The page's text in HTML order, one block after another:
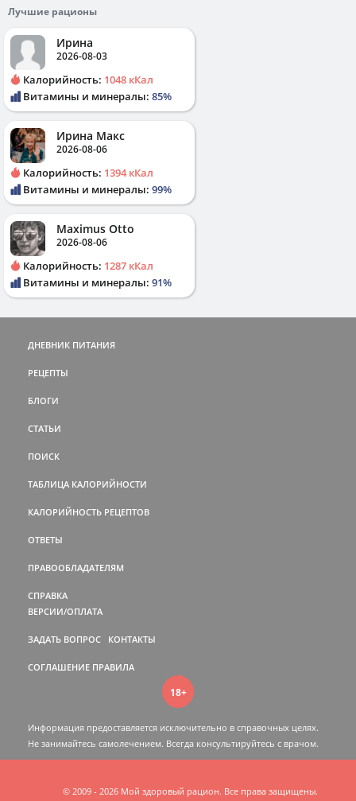
Лучшие рационы
Ирина
2026-08-03
Калорийность: 1048 кКал
Витамины и минералы: 85%
Ирина Макс
2026-08-06
Калорийность: 1394 кКал
Витамины и минералы: 99%
Maximus Otto
2026-08-06
Калорийность: 1287 кКал
Витамины и минералы: 91%
ДНЕВНИК ПИТАНИЯ
РЕЦЕПТЫ
БЛОГИ
СТАТЬИ
ПОИСК
ТАБЛИЦА КАЛОРИЙНОСТИ
КАЛОРИЙНОСТЬ РЕЦЕПТОВ
ОТВЕТЫ
ПРАВООБЛАДАТЕЛЯМ
СПРАВКА
ВЕРСИИ/ОПЛАТА
ЗАДАТЬ ВОПРОС КОНТАКТЫ
СОГЛАШЕНИЕ ПРАВИЛА
18+
Информация предоставляется исключительно в справочных целях.
Не занимайтесь самолечением. Всегда консультируйтесь c врачом.
© 2009 - 2026 Мой здоровый рацион. Все права защищены.